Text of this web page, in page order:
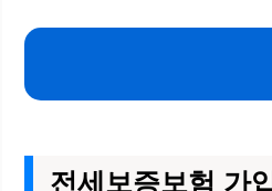
전세보증보험 가